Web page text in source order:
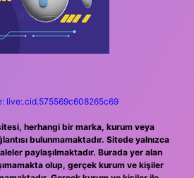
live:.cid.575569c608265c69
herhangi bir marka, kurum veya
bulunmamaktadır. Sitede yalnızca
paylaşılmaktadır. Burada yer alan
olup, gerçek kurum ve kişiler